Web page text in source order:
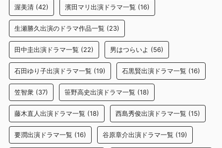
渥美清 (42) 濱田マリ出演ドラマ一覧 (16)
生瀬勝久出演のドラマ作品一覧 (23)
田中圭出演ドラマ一覧 (22) 男はつらいよ (56)
石田ゆり子出演ドラマ一覧 (19) 石黒賢出演ドラマ一覧 (16)
笠智衆 (37) 笹野高史出演ドラマ一覧 (18)
藤木直人出演ドラマ一覧 (18) 西島秀俊出演ドラマ一覧 (15)
要潤出演ドラマ一覧 (16) 谷原章介出演ドラマ一覧 (19)